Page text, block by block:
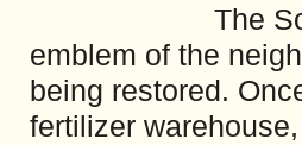
The
emblem of the
being restored.
fertilizer